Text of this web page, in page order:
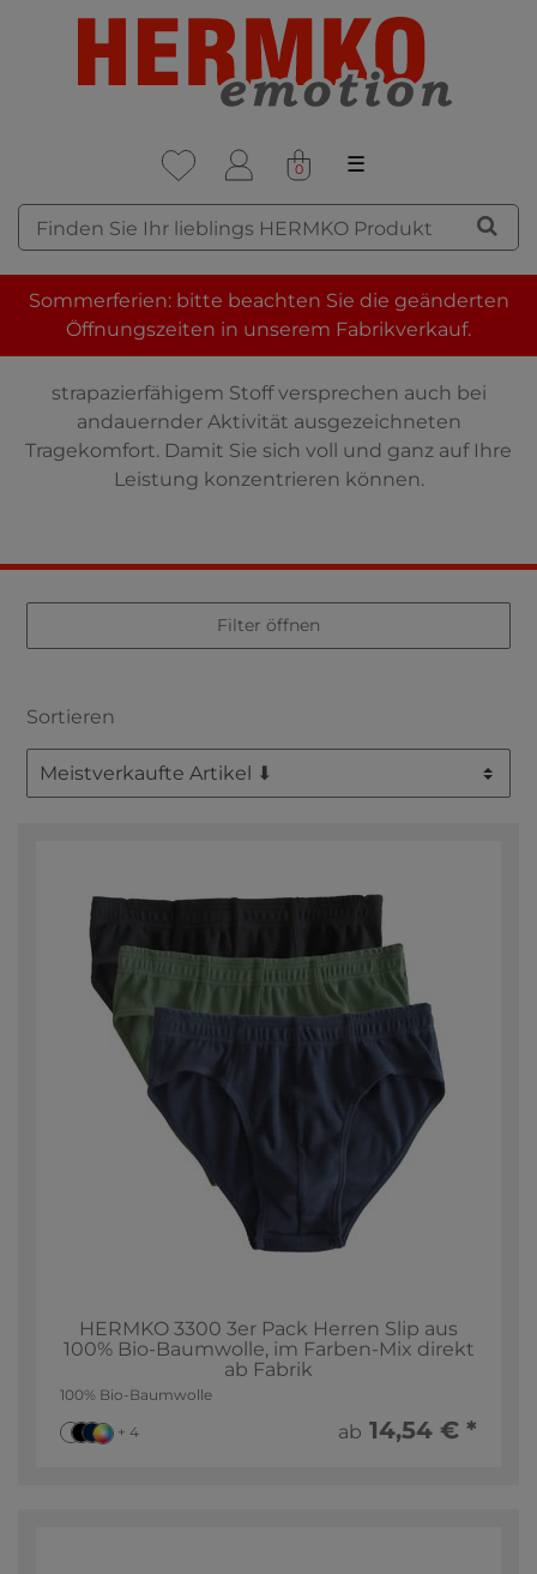
0 ☰
Sommerferien: bitte beachten Sie die geänderten
Öffnungszeiten in unserem Fabrikverkauf.
HERREN SPORT SLIPS
HERMKO garantiert Ihnen auch beim Sport beste
Qualität. Unsere Sport Slips aus langlebigem und
strapazierfähigem Stoff versprechen auch bei
andauernder Aktivität ausgezeichneten
Tragekomfort. Damit Sie sich voll und ganz auf Ihre
Leistung konzentrieren können.
Filter öffnen
Sortieren
HERMKO 3300 3er Pack Herren Slip aus
100% Bio-Baumwolle, im Farben-Mix direkt
ab Fabrik
100% Bio-Baumwolle
+ 4 ab 14,54 € *